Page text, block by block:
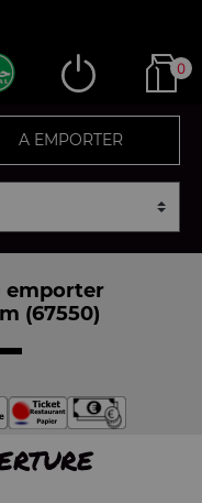
0
A EMPORTER
emporter
(67550)